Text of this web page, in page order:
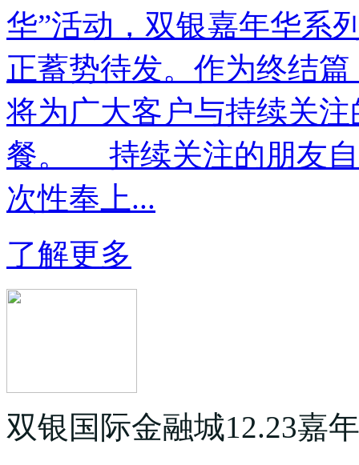
华”活动，双银嘉年华系
正蓄势待发。作为终结
将为广大客户与持续关
餐。 持续关注的朋友自
次性奉上...
了解更多
双银国际金融城12.23嘉